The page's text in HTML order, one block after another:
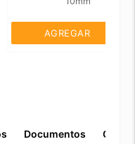
AGREGAR
Documentos